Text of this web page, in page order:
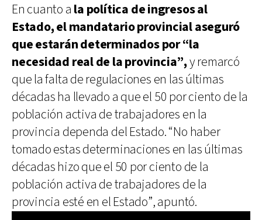
En cuanto a la política de ingresos al
Estado, el mandatario provincial aseguró
que estarán determinados por “la
necesidad real de la provincia”,y remarcó
que la falta de regulaciones en las últimas
décadas ha llevado a que el 50 por ciento de la
población activa de trabajadores en la
provincia dependa del Estado. “No haber
tomado estas determinaciones en las últimas
décadas hizo que el 50 por ciento de la
población activa de trabajadores de la
provincia esté en el Estado”, apuntó.